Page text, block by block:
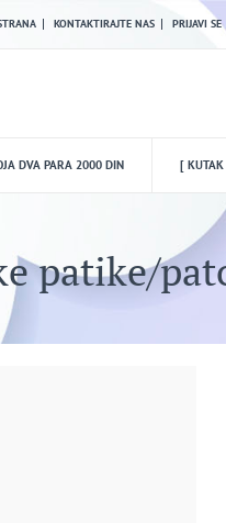
KONTAKTIRAJTE NAS PRIJAVI SE
DVA PARA 2000 DIN [ KUTAK
patike/